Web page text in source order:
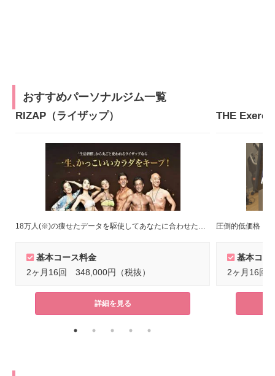
おすすめパーソナルジム一覧
RIZAP（ライザップ）
18万人(※)の痩せたデータを駆使してあなたに合わせたトレーニングメニューをご提案！(※)2022年8月末時点
基本コース料金
2ヶ月16回 348,000円（税抜）
詳細を見る
圧倒的低価格！
基本コー
2ヶ月16回